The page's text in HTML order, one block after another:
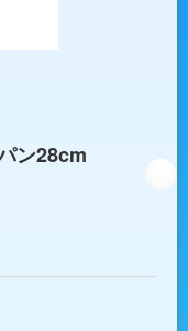
ン28cm